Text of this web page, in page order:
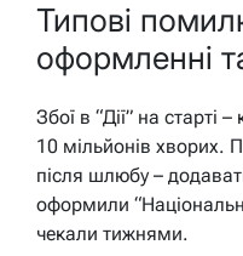
Типові
оформленні
Збої в “Дії” на старті
10 мільйонів хворих.
після шлюбу –
оформили
чекали тижнями.